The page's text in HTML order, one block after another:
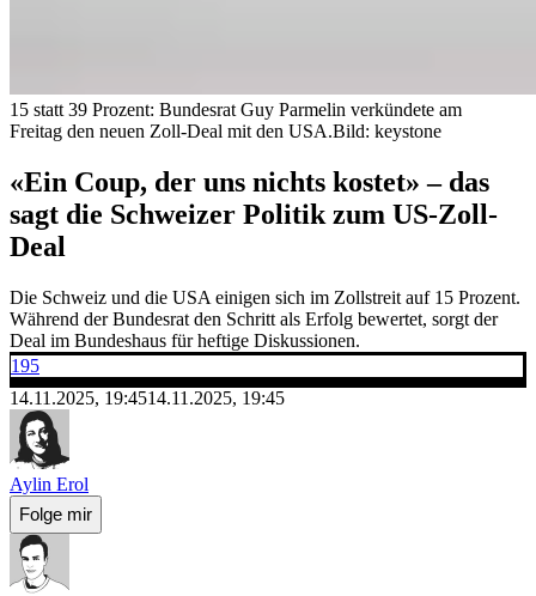
15 statt 39 Prozent: Bundesrat Guy Parmelin verkündete am
Freitag den neuen Zoll-Deal mit den USA.Bild: keystone
«Ein Coup, der uns nichts kostet» – das
sagt die Schweizer Politik zum US-Zoll-
Deal
Die Schweiz und die USA einigen sich im Zollstreit auf 15 Prozent.
Während der Bundesrat den Schritt als Erfolg bewertet, sorgt der
Deal im Bundeshaus für heftige Diskussionen.
195
14.11.2025, 19:4514.11.2025, 19:45
Aylin Erol
Folge mir